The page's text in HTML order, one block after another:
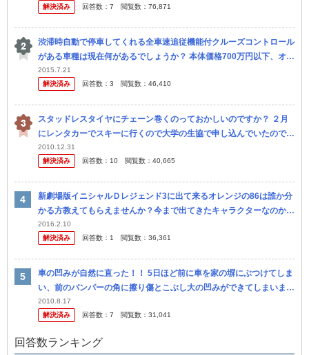
解決済み 回答数： 7 閲覧数： 76,871
渋滞時自動で停車してくれる全車速追従機能付クルーズコントロール
がある車種は現在何があるでしょうか？ 本体価格700万円以下、オプ
ション設定可でお願いします。 ・アイサイト(Ver.3)搭載のス...
2015.7.21
解決済み
回答数： 3 閲覧数： 46,410
スタッドレスタイヤにチェーン巻くのっておかしいのですか？ ２月
にレンタカーでスキーに行くので大学の生協で申し込んでいたのです
が レンタカーの受付の人に「スタッドレスにチェーンなんて聞いた
こと...
2010.12.31
解決済み
回答数： 10 閲覧数： 40,665
新劇場版イニシャルＤレジェンド3に出て来るオレンジの86は誰か分
かる方教えてもらえませんか？今まで出てきたキャラクターなのか声
優は有名な人がやっていたのか？わかればお願いします。
2016.2.10
解決済み
回答数： 1 閲覧数： 36,361
車の凹みが自然に直った！！ 5日ほど前に車を家の塀にぶつけてしま
い、前のバンパーの角に擦り傷とこぶし大の凹みができてしまいまし
た。 それが今日改めてその個所を確認したら、凹みがほとんど無く
なって...
2010.8.17
解決済み
回答数： 7 閲覧数： 31,041
回答数ランキング